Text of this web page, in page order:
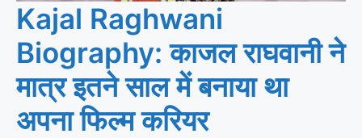
Kajal Raghwani
Biography: काजल राघवानी ने
मात्र इतने साल में बनाया था
अपना फिल्म करियर